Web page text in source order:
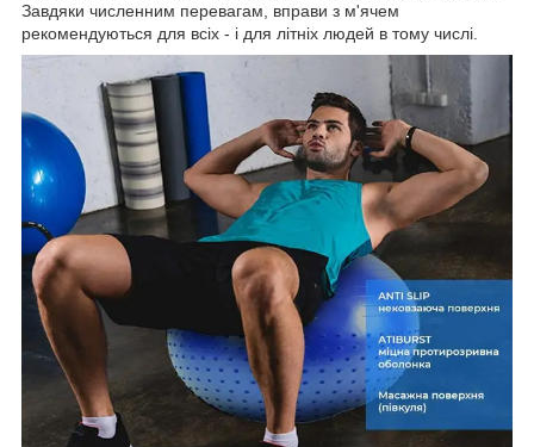
Завдяки численним перевагам, вправи з м'ячем
рекомендуються для всіх - і для літніх людей в тому числі.